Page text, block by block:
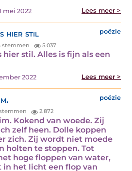
mei 2022 Lees meer >
hier stil poëzie
stemmen 5.037
hier stil. Alles is fijn als een
2022 Lees meer >
poëzie
2.872
Kokend van woede. Zij
zelf heen. Dolle koppen
zich. Zij wordt niet moede
holten te stoppen. Tot
hoge floppen van water,
het licht een flop van